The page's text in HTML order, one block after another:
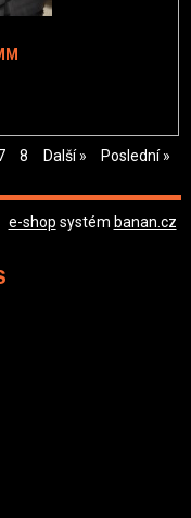
8 Další » Poslední »
e-shop systém banan.cz